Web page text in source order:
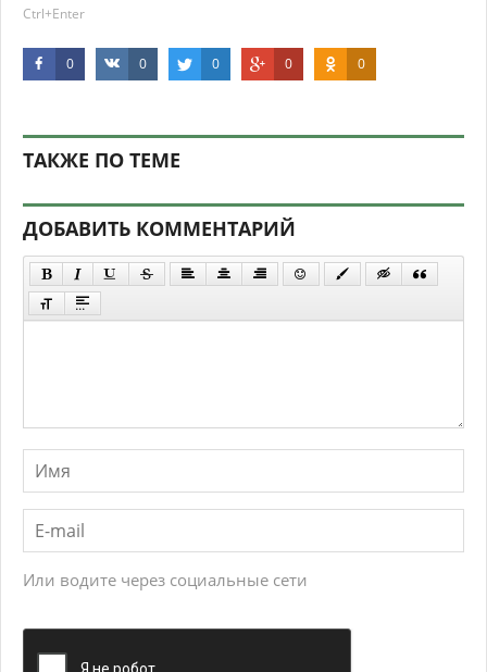
Ctrl+Enter
0 0 0 0 0
ТАКЖЕ ПО ТЕМЕ
ДОБАВИТЬ КОММЕНТАРИЙ
Или водите через социальные сети